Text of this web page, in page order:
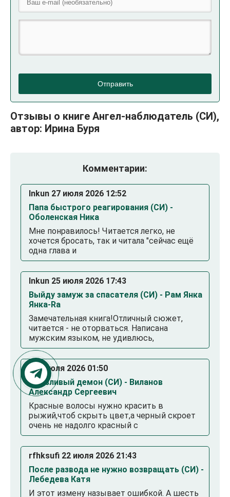
Отправить
Отзывы о книге Ангел-наблюдатель (СИ),
автор: Ирина Буря
Комментарии:
Inkun 27 июля 2026 12:52
Папа быстрого реагирования (СИ) -
Оболенская Ника
Мне понравилось! Читается легко, не
хочется бросать, так и читала "сейчас ещё
одна глава и
Inkun 25 июля 2026 17:43
Выйду замуж за спасателя (СИ) - Рам Янка
Янка-Ra
Замечательная книга!Отличный сюжет,
читается - не оторваться. Написана
мужским языком, не удивлюсь,
. 23 июля 2026 01:50
Смазливый демон (СИ) - Виланов
Александр Сергеевич
Красные волосы нужно красить в
рыжий,чтоб скрыть цвет,а черный скроет
очень не надолго красный с
rfhksufi 22 июля 2026 21:43
После развода не нужно возвращать (СИ) -
Лебедева Катя
И этот измену называет ошибкой. А шесть